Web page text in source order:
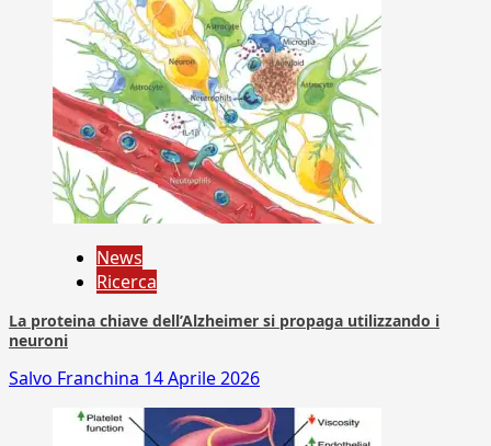
News
Ricerca
La proteina chiave dell’Alzheimer si propaga utilizzando i
neuroni
Salvo Franchina 14 Aprile 2026